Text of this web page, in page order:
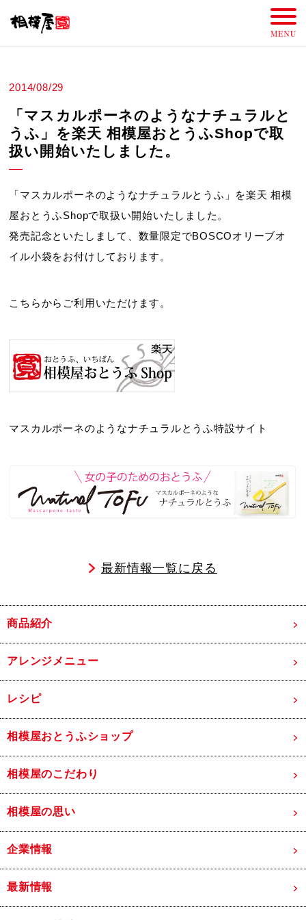
2014/08/29
「マスカルポーネのようなナチュラルと
うふ」を楽天 相模屋おとうふShopで取
扱い開始いたしました。
「マスカルポーネのようなナチュラルとうふ」を楽天 相模
屋おとうふShopで取扱い開始いたしました。
発売記念といたしまして、数量限定でBOSCOオリーブオ
イル小袋をお付けしております。
こちらからご利用いただけます。
マスカルポーネのようなナチュラルとうふ特設サイト
最新情報一覧に戻る
商品紹介
アレンジメニュー
レシピ
相模屋おとうふショップ
相模屋のこだわり
相模屋の思い
企業情報
最新情報